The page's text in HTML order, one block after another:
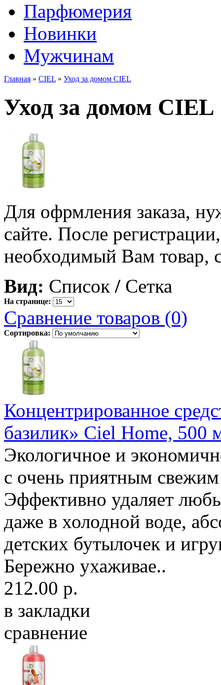
Парфюмерия
Новинки
Мужчинам
Главная » CIEL » Уход за домом CIEL
Уход за домом CIEL
Для офрмления заказа,
сайте. После
необходимый Вам товар,
Вид: Список / Сетка
На странице:
Сравнение товаров (0)
Сортировка:
Концентрированное
базилик» Ciel Home, 500
Экологичное и
с очень приятным
Эффективно удаляет
даже в холодной воде,
детских бутылочек и
Бережно ухаживае..
212.00 р.
в закладки
сравнение